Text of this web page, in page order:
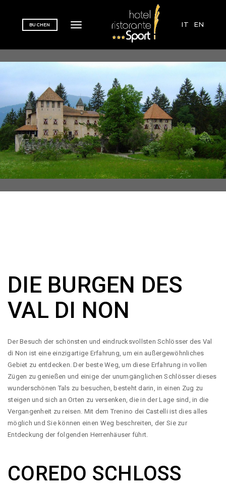
Toggle navigation IT EN
BUCHEN
DIE BURGEN DES
VAL DI NON
Der Besuch der schönsten und eindrucksvollsten Schlösser des Val
di Non ist eine einzigartige Erfahrung, um ein außergewöhnliches
Gebiet zu entdecken. Der beste Weg, um diese Erfahrung in vollen
Zügen zu genießen und einige der unumgänglichen Schlösser dieses
wunderschönen Tals zu besuchen, besteht darin, in einen Zug zu
steigen und sich an Orten zu versenken, die in der Lage sind, in die
Vergangenheit zu reisen. Mit dem Trenino dei Castelli ist dies alles
möglich und Sie können einen Weg beschreiten, der Sie zur
Entdeckung der folgenden Herrenhäuser führt.
COREDO SCHLOSS